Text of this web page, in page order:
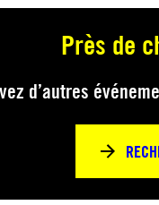
Près de
d’autres